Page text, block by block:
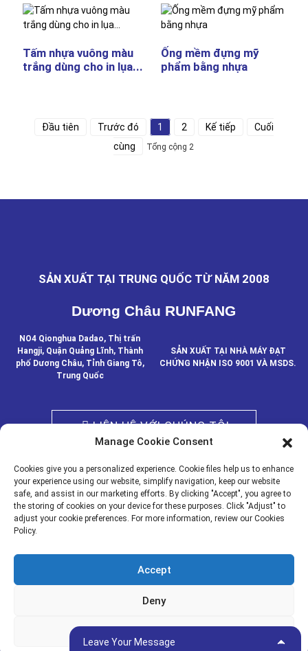
Tấm nhựa vuông màu
trắng dùng cho in lụa...
Ống mềm đựng mỹ
phẩm bằng nhựa
Đầu tiên Trước đó 1 2 Kế tiếp
Cuối
cùng
Tổng cộng 2
SẢN XUẤT TẠI TRUNG QUỐC TỪ NĂM 2008
Dương Châu RUNFANG
NO4 Qionghua Dadao, Thị trấn
Hangji, Quận Quảng Lĩnh, Thành
phố Dương Châu, Tỉnh Giang Tô,
Trung Quốc
SẢN XUẤT TẠI NHÀ MÁY ĐẠT
CHỨNG NHẬN ISO 9001 VÀ MSDS.
LIÊN HỆ VỚI CHÚNG TÔI
© BẢN QUYỀN - 2020-2024 : TẤT CẢ CÁC QUYỀN ĐƯỢC BẢO LƯU.
- Sơ đồ trang web Resource
PHƯƠNG TIỆN TRUYỀN
THÔNG
VỀ CHÚNG TÔI
Leave Your Message
Manage Cookie Consent
Cookies give you a personalized experience. Cookie files help us to enhance
your experience using our website, simplify navigation, keep our website
safe, and assist in our marketing efforts. By clicking "Accept", you agree to
the storing of cookies on your device for these purposes. Click "Adjust" to
adjust your cookie preferences. For more information, review our Cookies
Policy.
Accept
Deny